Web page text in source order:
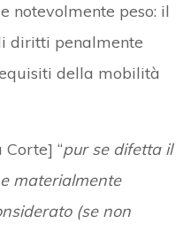
notevolmente peso: il
diritti penalmente
della mobilità
“pur se difetta il
materialmente
(se non